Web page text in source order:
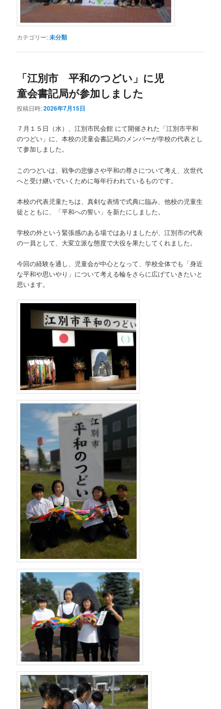
カテゴリー:未分類
「江別市 平和のつどい」に児
童会書記局が参加しました
投稿日時:2026年7月15日
７月１５日（水）、江別市民会館 にて開催された「江別市平和
のつどい」に、本校の児童会書記局のメンバーが学校の代表とし
て参加しました。
このつどいは、戦争の悲惨さや平和の尊さについて考え、次世代
へと受け継いでいくために毎年行われているものです。
本校の代表児童たちは、真剣な表情で式典に臨み、他校の児童生
徒とともに、「平和への誓い」を新たにしました。
学校の外という緊張感のある場ではありましたが、江別市の代表
の一員として、大変立派な態度で大役を果たしてくれました。
今回の経験を通し、児童会が中心となって、学校全体でも「身近
な平和や思いやり」について考える輪をさらに広げていきたいと
思います。